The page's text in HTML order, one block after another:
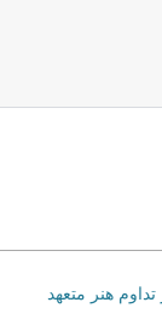
هنر متعهد